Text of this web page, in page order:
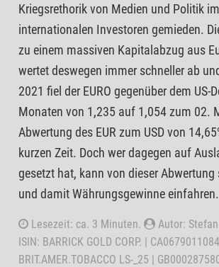
Kriegsrethorik von Medien und Politik
internationalen Investoren gemieden.
zu einem massiven Kapitalabzug aus
wertet deswegen immer schneller ab
2021 fiel der EURO gegenüber dem US-
Monaten von 1,235 auf 1,054 zum 02.
Abwertung des EUR zum USD von
kurzen Zeit. Doch wer dagegen auf
gesetzt hat, kann von dieser Abwertung
und damit Währungsgewinne einfahren.
Lesezeit: ca. 3 Minuten.
Autor:
ISIN: BARRICK GOLD CORP. |
BRIT.AMER.TOBACCO LS-_25 |